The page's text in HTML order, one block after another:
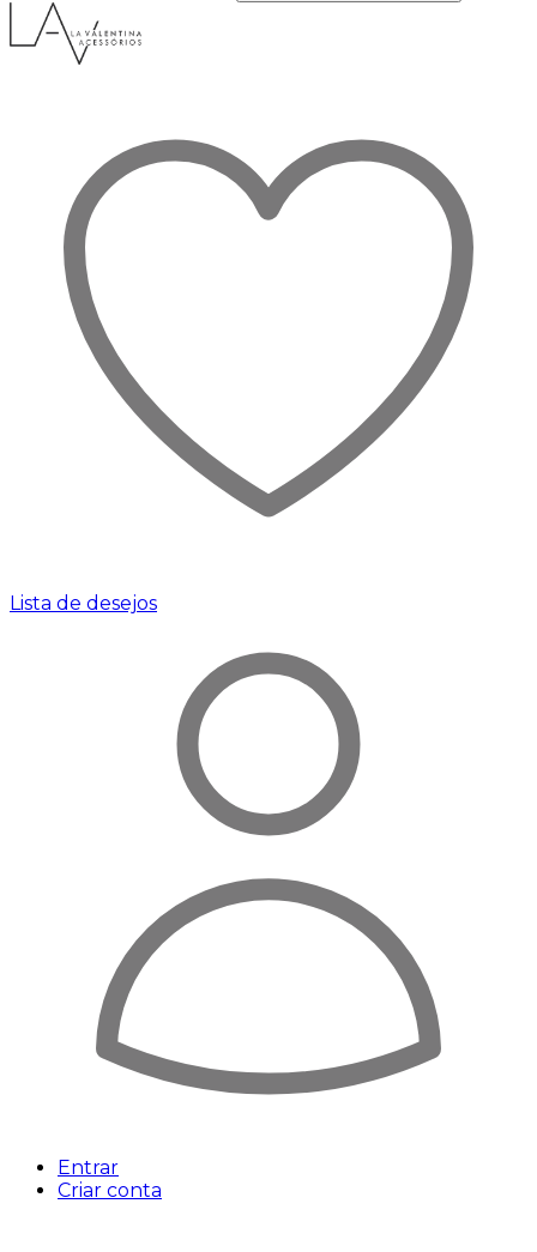
Lista de desejos
Entrar
Criar conta